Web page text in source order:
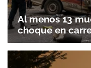
Al menos 13
choque en